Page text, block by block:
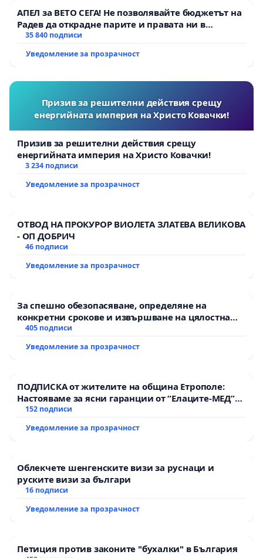
АПЕЛ за ВЕТО СЕГА! Не позволявайте бюджетът на
Радев да открадне парите и правата ни в
тъмното
35 840 подписи
Уведомление за прозрачност
Призив за решителни действия срещу
енергийната империя на Христо Ковачки!
Призив за решителни действия срещу
енергийната империя на Христо Ковачки!
3 234 подписи
Уведомление за прозрачност
ОТВОД НА ПРОКУРОР ВИОЛЕТА ЗЛАТЕВА ВЕЛИКОВА
- ОП ДОБРИЧ
46 подписи
Уведомление за прозрачност
За спешно обезопасяване, определяне на
конкретни срокове и извършване на цялостна
рехабилитация на републиканския път между
Мирово - к.к. Момин проход
405 подписи
Уведомление за прозрачност
ПОДПИСКА от жителите на община Етрополе:
Настояваме за ясни гаранции от “Елаците-МЕД”
АД и от държавата, че ще се изпълнят всички
152 подписи
Уведомление за прозрачност
Облекчете шенгенските визи за руснаци и
руските визи за българи
16 подписи
Уведомление за прозрачност
Петиция против законите "бухалки" в България